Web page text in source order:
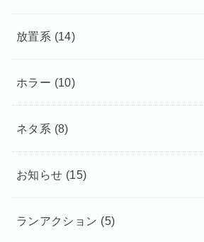
放置系 (14)
ホラー (10)
ネタ系 (8)
お知らせ (15)
ランアクション (5)